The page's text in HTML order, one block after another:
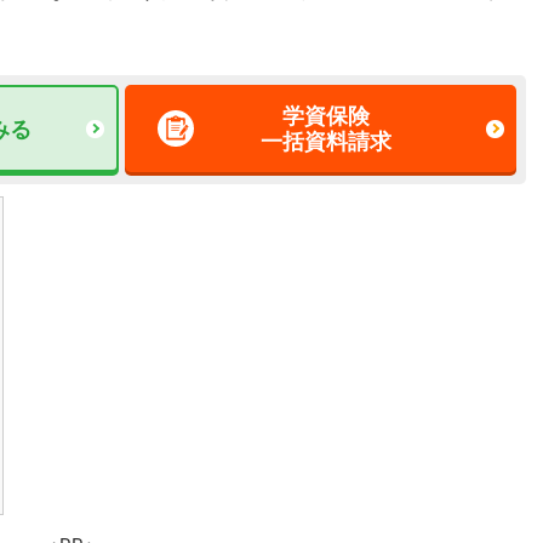
る
学資保険
一括資料請求